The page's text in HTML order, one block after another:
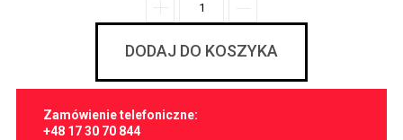
DODAJ DO KOSZYKA
Zamówienie telefoniczne:
+48 17 30 70 844